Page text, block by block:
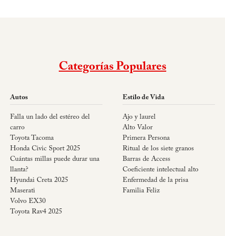
Categorías Populares
Autos
Falla un lado del estéreo del
carro
Toyota Tacoma
Honda Civic Sport 2025
Cuántas millas puede durar una
llanta?
Hyundai Creta 2025
Maserati
Volvo EX30
Toyota Rav4 2025
Estilo de Vida
Ajo y laurel
Alto Valor
Primera Persona
Ritual de los siete granos
Barras de Access
Coeficiente intelectual alto
Enfermedad de la prisa
Familia Feliz